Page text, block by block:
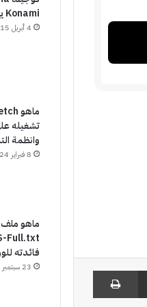
مشاركة عبر البريد
Konami ينفصلان
4 أبريل 2015
تشغيله
وانظمة
8 فبراير 2024
فائدته
23 سبتمبر 2025